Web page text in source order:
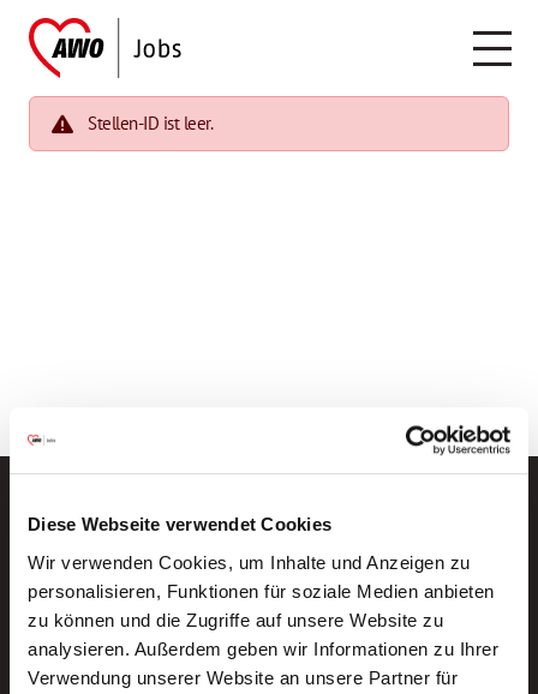
Diese Webseite verwendet Cookies
Wir verwenden Cookies, um Inhalte und Anzeigen zu
personalisieren, Funktionen für soziale Medien anbieten
zu können und die Zugriffe auf unsere Website zu
analysieren. Außerdem geben wir Informationen zu Ihrer
Verwendung unserer Website an unsere Partner für
Stellen-ID ist leer.
Neue Stellen per E-Mail.
Ein kostenloser Service von AWO
Jobs.